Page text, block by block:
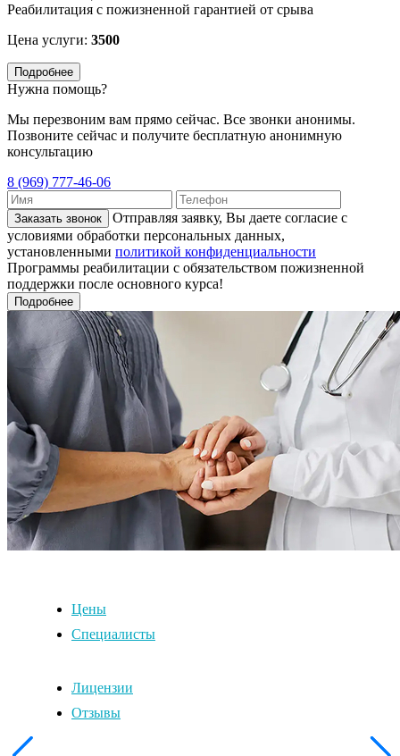
Реабилитация с пожизненной гарантией от срыва
Цена услуги: 3500
Подробнее
Нужна помощь?
Мы перезвоним вам прямо сейчас. Все звонки анонимы.
Позвоните сейчас и получите бесплатную анонимную
консультацию
8 (969) 777-46-06
Заказать звонок
Отправляя заявку, Вы даете согласие с
условиями обработки персональных данных,
установленными политикой конфиденциальности
Программы реабилитации с обязательством пожизненной
поддержки после основного курса!
Подробнее
Цены
Специалисты
Лицензии
Отзывы